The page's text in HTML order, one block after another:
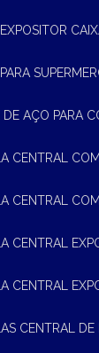
EXPOSITOR
PARA
DE AÇO PARA
CENTRAL
CENTRAL
CENTRAL
CENTRAL
CENTRAL